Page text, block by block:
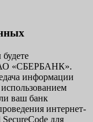
«СБЕРБАНК».
информации
ваш банк
интернет-
для